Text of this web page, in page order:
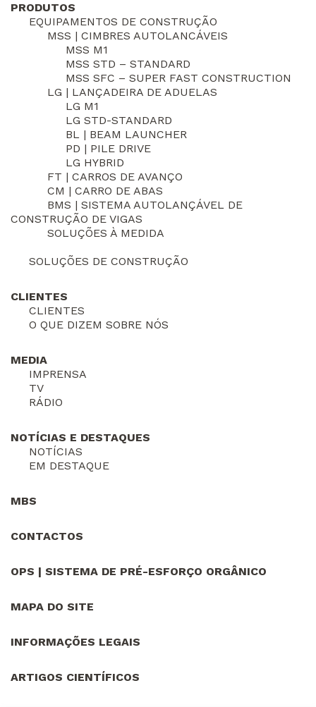
PRODUTOS
EQUIPAMENTOS DE CONSTRUÇÃO
MSS | CIMBRES AUTOLANCÁVEIS
MSS M1
MSS STD – STANDARD
MSS SFC – SUPER FAST CONSTRUCTION
LG | LANÇADEIRA DE ADUELAS
LG M1
LG STD-STANDARD
BL | BEAM LAUNCHER
PD | PILE DRIVE
LG HYBRID
FT | CARROS DE AVANÇO
CM | CARRO DE ABAS
BMS | SISTEMA AUTOLANÇÁVEL DE
CONSTRUÇÃO DE VIGAS
SOLUÇÕES À MEDIDA
SOLUÇÕES DE CONSTRUÇÃO
CLIENTES
CLIENTES
O QUE DIZEM SOBRE NÓS
MEDIA
IMPRENSA
TV
RÁDIO
NOTÍCIAS E DESTAQUES
NOTÍCIAS
EM DESTAQUE
MBS
CONTACTOS
OPS | SISTEMA DE PRÉ-ESFORÇO ORGÂNICO
MAPA DO SITE
INFORMAÇÕES LEGAIS
ARTIGOS CIENTÍFICOS